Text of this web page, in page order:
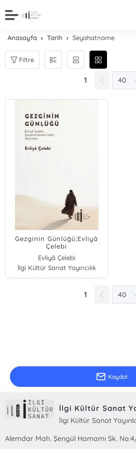
Anasayfa Tarih Seyahatname
Filtre
1
Gezginin Günlüğü;Evliyâ
Çelebi
Seyahatnâmesi’nden
Seçmeler
Evliyâ Çelebi
İlgi Kültür Sanat Yayıncılık
1
Kaydol
İlgi Kültür Sanat
İlgi Kültür Sanat
Alemdar Mah. Şengül Hamamı Sk.